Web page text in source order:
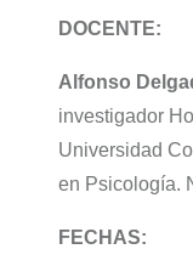
DOCENTE:
Alfonso
investigador
Universidad
en Psicología.
FECHAS: